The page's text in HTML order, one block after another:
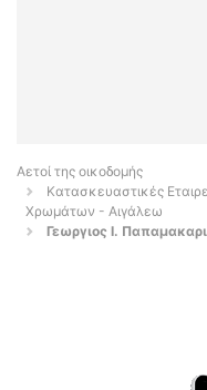
Αετοί της οικοδομής
Κατασκευαστικές
Χρωμάτων - Αιγάλεω
Γεωργιος Ι.